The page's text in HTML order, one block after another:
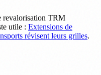
revalorisation TRM
utile : Extensions de
révisent leurs grilles.